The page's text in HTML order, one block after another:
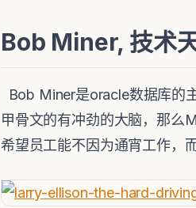
Bob Miner, 技术
Bob Miner是oracle数据库的
甲骨文的有冲劲的大脑，那么
希望员工能不因为通宵工作